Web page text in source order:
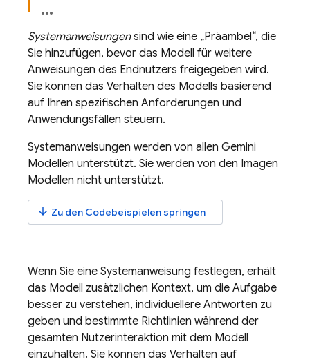
Systemanweisungensind wie eine „Präambel“, die
Sie hinzufügen, bevor das Modell für weitere
Anweisungen des Endnutzers freigegeben wird.
Sie können das Verhalten des Modells basierend
auf Ihren spezifischen Anforderungen und
Anwendungsfällen steuern.
Systemanweisungen werden von allen Gemini
Modellen unterstützt. Sie werden von den Imagen
Modellen nicht unterstützt.
arrow_downward Zu den Codebeispielen springen
Wenn Sie eine Systemanweisung festlegen, erhält
das Modell zusätzlichen Kontext, um die Aufgabe
besser zu verstehen, individuellere Antworten zu
geben und bestimmte Richtlinien während der
gesamten Nutzerinteraktion mit dem Modell
einzuhalten. Sie können das Verhalten auf